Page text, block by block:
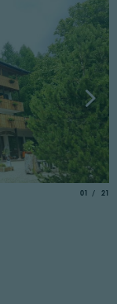
01 of
21